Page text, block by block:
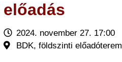
előadás
2024. november 27. 17:00
BDK, földszinti előadóterem